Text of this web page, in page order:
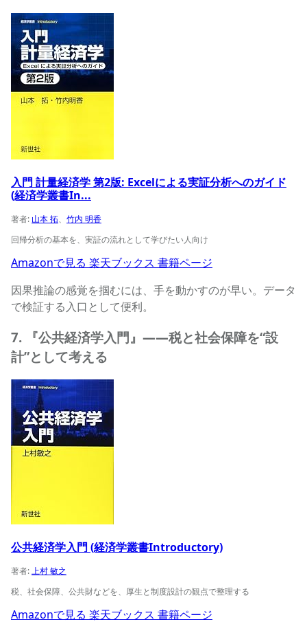
入門 計量経済学 第2版: Excelによる実証分析へのガイド (
入門 計量経済学 第2版: Excelによる実証分析へのガイド
(経済学叢書In...
著者: 山本 拓、 竹内 明香
回帰分析の基本を、実証の流れとして学びたい人向け
Amazonで見る 楽天ブックス 書籍ページ
因果推論の感覚を掴むには、手を動かすのが早い。データ
で検証する入口として便利。
7. 『公共経済学入門』——税と社会保障を“設
計”として考える
公共経済学入門 (経済学叢書Introductory)の商品ページへ
公共経済学入門 (経済学叢書Introductory)
著者:上村 敏之
税、社会保障、公共財などを、厚生と制度設計の観点で整理する
Amazonで見る 楽天ブックス 書籍ページ